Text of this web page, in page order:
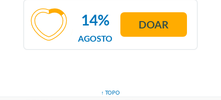
AGOSTO
14% DOAR
↑ TOPO